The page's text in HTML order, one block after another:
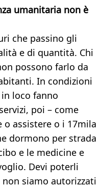
umanitaria non è
che passino gli
e di quantità. Chi
possono farlo da
In condizioni
loco fanno
poi – come
o assistere o i 17mila
dormono per strada
e le medicine e
Devi poterli
siamo autorizzati